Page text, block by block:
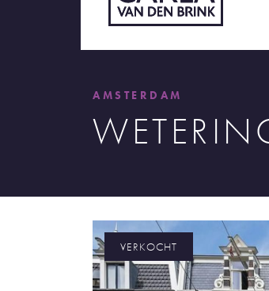
AMSTERDAM
VERKOCHT